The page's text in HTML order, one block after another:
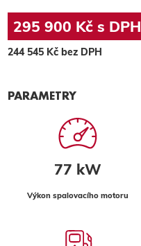
295 900 Kč s DPH
244 545 Kč bez DPH
PARAMETRY
77 kW
Výkon spalovacího motoru